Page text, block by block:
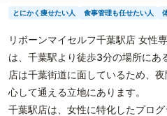
とにかく痩せたい人 食事管理も任せたい人
リボーンマイセルフ千葉駅店 女性
は、千葉駅より徒歩3分の場所にあ
店は千葉街道に面しているため、
心して通える立地にあります。
千葉駅店は、女性に特化したプロ